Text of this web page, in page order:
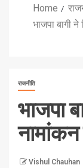
Home
भाजपा बागी
राजनीति
भाजपा
Vishul Chauhan